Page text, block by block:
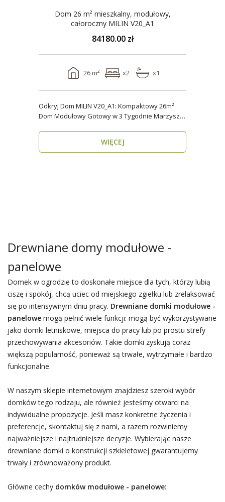
Dom 26 m² mieszkalny, modułowy,
całoroczny MILIN V20_A1
84180.00 zł
26 m² x2 x1
Odkryj Dom MILIN V20_A1: Kompaktowy 26m²
Dom Modułowy Gotowy w 3 Tygodnie Marzysz o
WIĘCEJ
Drewniane domy modułowe -
panelowe
Domek w ogrodzie to doskonałe miejsce dla tych, którzy lubią
ciszę i spokój, chcą uciec od miejskiego zgiełku lub zrelaksować
się po intensywnym dniu pracy. Drewniane domki modułowe -
panelowe mogą pełnić wiele funkcji: mogą być wykorzystywane
jako domki letniskowe, miejsca do pracy lub po prostu strefy
przechowywania akcesoriów. Takie domki zyskują coraz
większą popularność, ponieważ są trwałe, wytrzymałe i bardzo
funkcjonalne.
W naszym sklepie internetowym znajdziesz szeroki wybór
domków tego rodzaju, ale również jesteśmy otwarci na
indywidualne propozycje. Jeśli masz konkretne życzenia i
preferencje, skontaktuj się z nami, a razem rozwiniemy
najważniejsze i najtrudniejsze decyzje. Wybierając nasze
drewniane domki o konstrukcji szkieletowej gwarantujemy
trwały i zrównoważony produkt.
Główne cechy domków modułowe - panelowe: